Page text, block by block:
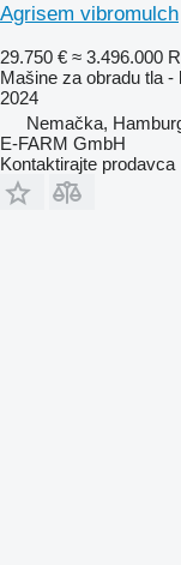
Agrisem vibromulch
29.750 € ≈ 3.496.000
Mašine za obradu tla -
2024
Nemačka,
E-FARM GmbH
Kontaktirajte prodavca